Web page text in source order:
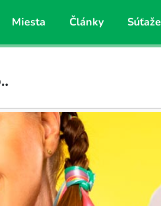
Miesta Články Súťaže